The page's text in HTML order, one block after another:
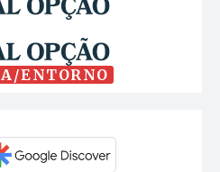
ENTORNO